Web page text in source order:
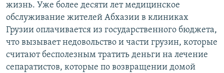
жизнь. Уже более десяти лет медицинское
обслуживание жителей Абхазии в клиниках
Грузии оплачивается из государственного бюджета,
что вызывает недовольство и части грузин, которые
считают бесполезным тратить деньги на лечение
сепаратистов, которые по возвращении домой